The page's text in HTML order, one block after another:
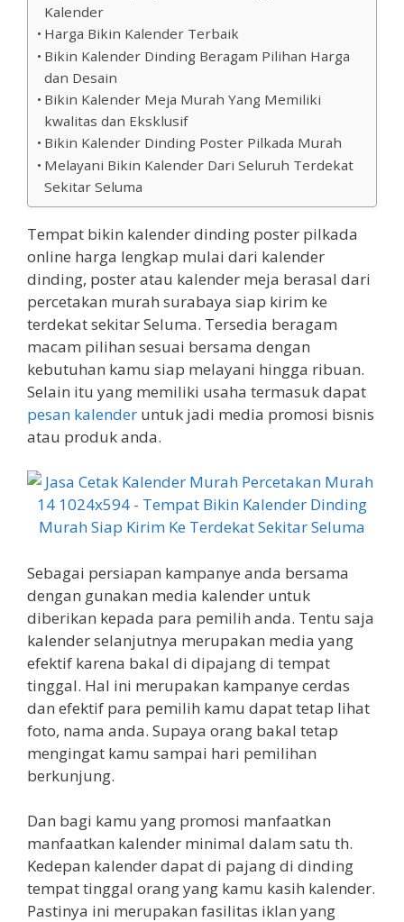
Kalender
Harga Bikin Kalender Terbaik
Bikin Kalender Dinding Beragam Pilihan Harga
dan Desain
Bikin Kalender Meja Murah Yang Memiliki
kwalitas dan Eksklusif
Bikin Kalender Dinding Poster Pilkada Murah
Melayani Bikin Kalender Dari Seluruh Terdekat
Sekitar Seluma
Tempat bikin kalender dinding poster pilkada
online harga lengkap mulai dari kalender
dinding, poster atau kalender meja berasal dari
percetakan murah surabaya siap kirim ke
terdekat sekitar Seluma. Tersedia beragam
macam pilihan sesuai bersama dengan
kebutuhan kamu siap melayani hingga ribuan.
Selain itu yang memiliki usaha termasuk dapat
pesan kalender untuk jadi media promosi bisnis
atau produk anda.
Sebagai persiapan kampanye anda bersama
dengan gunakan media kalender untuk
diberikan kepada para pemilih anda. Tentu saja
kalender selanjutnya merupakan media yang
efektif karena bakal di dipajang di tempat
tinggal. Hal ini merupakan kampanye cerdas
dan efektif para pemilih kamu dapat tetap lihat
foto, nama anda. Supaya orang bakal tetap
mengingat kamu sampai hari pemilihan
berkunjung.
Dan bagi kamu yang promosi manfaatkan
manfaatkan kalender minimal dalam satu th.
Kedepan kalender dapat di pajang di dinding
tempat tinggal orang yang kamu kasih kalender.
Pastinya ini merupakan fasilitas iklan yang